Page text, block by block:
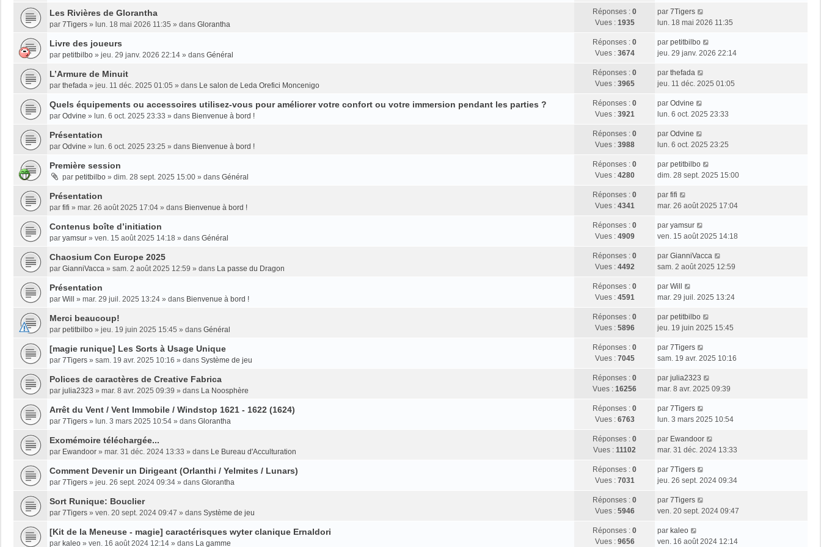
Les Rivières de Glorantha
par 7Tigers » lun. 18 mai 2026 11:35 » dans Glorantha
Réponses : 0
Vues : 1935
par 7Tigers
lun. 18 mai 2026 11:35
Livre des joueurs
par petitbilbo » jeu. 29 janv. 2026 22:14 » dans Général
Réponses : 0
Vues : 3674
par petitbilbo
jeu. 29 janv. 2026 22:14
L’Armure de Minuit
par thefada » jeu. 11 déc. 2025 01:05 » dans Le salon de Leda Orefici Moncenigo
Réponses : 0
Vues : 3965
par thefada
jeu. 11 déc. 2025 01:05
Quels équipements ou accessoires utilisez-vous pour améliorer votre confort ou votre immersion pendant les parties ?
par Odvine » lun. 6 oct. 2025 23:33 » dans Bienvenue à bord !
Réponses : 0
Vues : 3921
par Odvine
lun. 6 oct. 2025 23:33
Présentation
par Odvine » lun. 6 oct. 2025 23:25 » dans Bienvenue à bord !
Réponses : 0
Vues : 3988
par Odvine
lun. 6 oct. 2025 23:25
Première session
par petitbilbo » dim. 28 sept. 2025 15:00 » dans Général
Réponses : 0
Vues : 4280
par petitbilbo
dim. 28 sept. 2025 15:00
Présentation
par fifi » mar. 26 août 2025 17:04 » dans Bienvenue à bord !
Réponses : 0
Vues : 4341
par fifi
mar. 26 août 2025 17:04
Contenus boîte d’initiation
par yamsur » ven. 15 août 2025 14:18 » dans Général
Réponses : 0
Vues : 4909
par yamsur
ven. 15 août 2025 14:18
Chaosium Con Europe 2025
par GianniVacca » sam. 2 août 2025 12:59 » dans La passe du Dragon
Réponses : 0
Vues : 4492
par GianniVacca
sam. 2 août 2025 12:59
Présentation
par Will » mar. 29 juil. 2025 13:24 » dans Bienvenue à bord !
Réponses : 0
Vues : 4591
par Will
mar. 29 juil. 2025 13:24
Merci beaucoup!
par petitbilbo » jeu. 19 juin 2025 15:45 » dans Général
Réponses : 0
Vues : 5896
par petitbilbo
jeu. 19 juin 2025 15:45
[magie runique] Les Sorts à Usage Unique
par 7Tigers » sam. 19 avr. 2025 10:16 » dans Système de jeu
Réponses : 0
Vues : 7045
par 7Tigers
sam. 19 avr. 2025 10:16
Polices de caractères de Creative Fabrica
par julia2323 » mar. 8 avr. 2025 09:39 » dans La Noosphère
Réponses : 0
Vues : 16256
par julia2323
mar. 8 avr. 2025 09:39
Arrêt du Vent / Vent Immobile / Windstop 1621 - 1622 (1624)
par 7Tigers » lun. 3 mars 2025 10:54 » dans Glorantha
Réponses : 0
Vues : 6763
par 7Tigers
lun. 3 mars 2025 10:54
Exomémoire téléchargée...
par Ewandoor » mar. 31 déc. 2024 13:33 » dans Le Bureau d'Acculturation
Réponses : 0
Vues : 11102
par Ewandoor
mar. 31 déc. 2024 13:33
Comment Devenir un Dirigeant (Orlanthi / Yelmites / Lunars)
par 7Tigers » jeu. 26 sept. 2024 09:34 » dans Glorantha
Réponses : 0
Vues : 7031
par 7Tigers
jeu. 26 sept. 2024 09:34
Sort Runique: Bouclier
par 7Tigers » ven. 20 sept. 2024 09:47 » dans Système de jeu
Réponses : 0
Vues : 5946
par 7Tigers
ven. 20 sept. 2024 09:47
[Kit de la Meneuse - magie] caractérisques wyter clanique Ernaldori
par kaleo » ven. 16 août 2024 12:14 » dans La gamme
Réponses : 0
Vues : 9656
par kaleo
ven. 16 août 2024 12:14